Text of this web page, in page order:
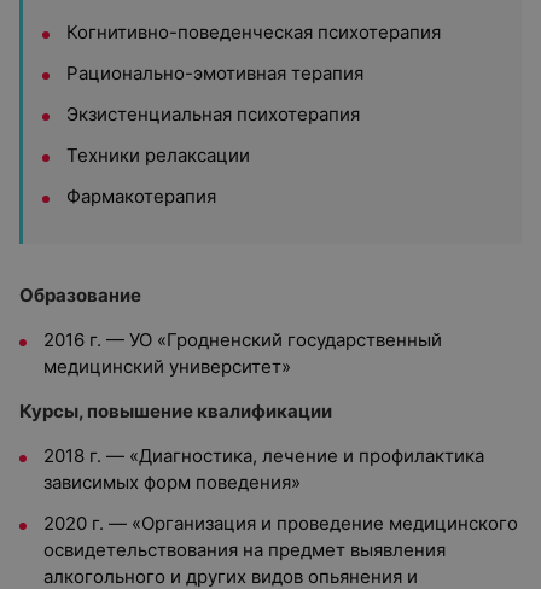
Когнитивно-поведенческая психотерапия
Рационально-эмотивная терапия
Экзистенциальная психотерапия
Техники релаксации
Фармакотерапия
Образование
2016 г. — УО «Гродненский государственный
медицинский университет»
Курсы, повышение квалификации
2018 г. — «Диагностика, лечение и профилактика
зависимых форм поведения»
2020 г. — «Организация и проведение медицинского
освидетельствования на предмет выявления
алкогольного и других видов опьянения и